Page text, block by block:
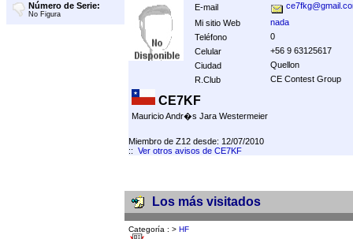
Número de Serie:
No Figura
E-mail
Mi sitio Web
nada
Teléfono
0
Celular
+56 9 63125617
Ciudad
Quellon
R.Club
CE Contest Group
CE7KF
Mauricio Andr�s Jara Westermeier
Miembro de Z12 desde: 12/07/2010
:: Ver otros avisos de CE7KF
Los más visitados
Categoría : > HF